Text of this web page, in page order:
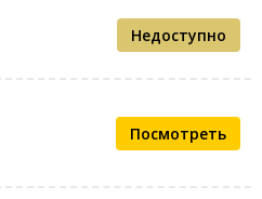
Недоступно
Посмотреть